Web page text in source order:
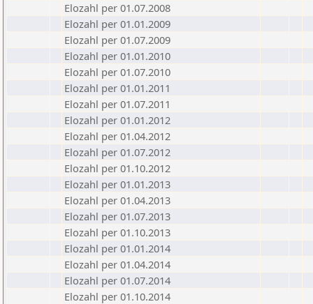
Elozahl per 01.07.2008
Elozahl per 01.01.2009
Elozahl per 01.07.2009
Elozahl per 01.01.2010
Elozahl per 01.07.2010
Elozahl per 01.01.2011
Elozahl per 01.07.2011
Elozahl per 01.01.2012
Elozahl per 01.04.2012
Elozahl per 01.07.2012
Elozahl per 01.10.2012
Elozahl per 01.01.2013
Elozahl per 01.04.2013
Elozahl per 01.07.2013
Elozahl per 01.10.2013
Elozahl per 01.01.2014
Elozahl per 01.04.2014
Elozahl per 01.07.2014
Elozahl per 01.10.2014